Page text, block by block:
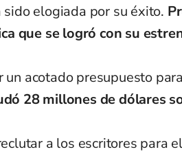
elogiada por su éxito.
que se logró con su
un acotado presupuesto
28 millones de dólares
a los escritores para